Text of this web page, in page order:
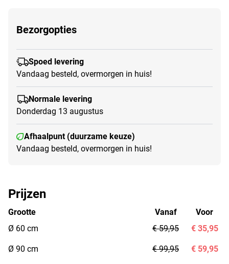
Bezorgopties
Spoed levering
Vandaag besteld, overmorgen in huis!
Normale levering
Donderdag 13 augustus
Afhaalpunt (duurzame keuze)
Vandaag besteld, overmorgen in huis!
Prijzen
Grootte
Ø 60 cm
Ø 90 cm
Vanaf
€ 59,95
€ 99,95
Voor
€ 35,95
€ 59,95